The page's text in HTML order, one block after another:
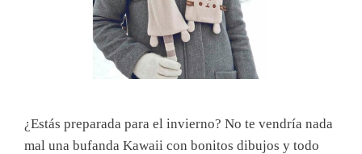
¿Estás preparada para el invierno? No te vendría nada
mal una bufanda Kawaii con bonitos dibujos y todo